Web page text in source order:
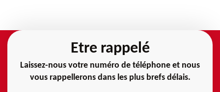
Etre rappelé
Laissez-nous votre numéro de téléphone et nous
vous rappellerons dans les plus brefs délais.